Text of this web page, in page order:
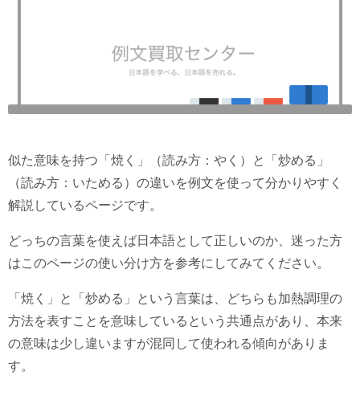
似た意味を持つ「焼く」（読み方：やく）と「炒める」
（読み方：いためる）の違いを例文を使って分かりやすく
解説しているページです。
どっちの言葉を使えば日本語として正しいのか、迷った方
はこのページの使い分け方を参考にしてみてください。
「焼く」と「炒める」という言葉は、どちらも加熱調理の
方法を表すことを意味しているという共通点があり、本来
の意味は少し違いますが混同して使われる傾向がありま
す。